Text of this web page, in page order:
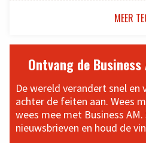
MEER
Ontvang de
De wereld verandert snel
achter de feiten aan. Wees
wees mee met Business
nieuwsbrieven en houd de